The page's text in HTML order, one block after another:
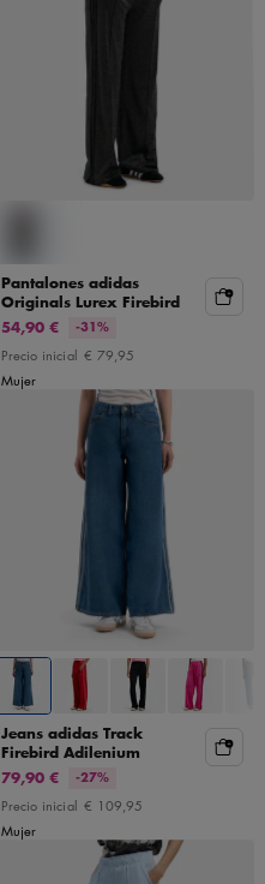
Pantalones adidas
Originals Lurex Firebird
54,90 €
-31%
Precio inicial € 79,95
Mujer
Jeans adidas Track
Firebird Adilenium
79,90 €
-27%
Precio inicial € 109,95
Mujer